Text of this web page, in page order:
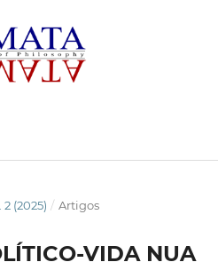
2 (2025) / Artigos
VIDA NUA